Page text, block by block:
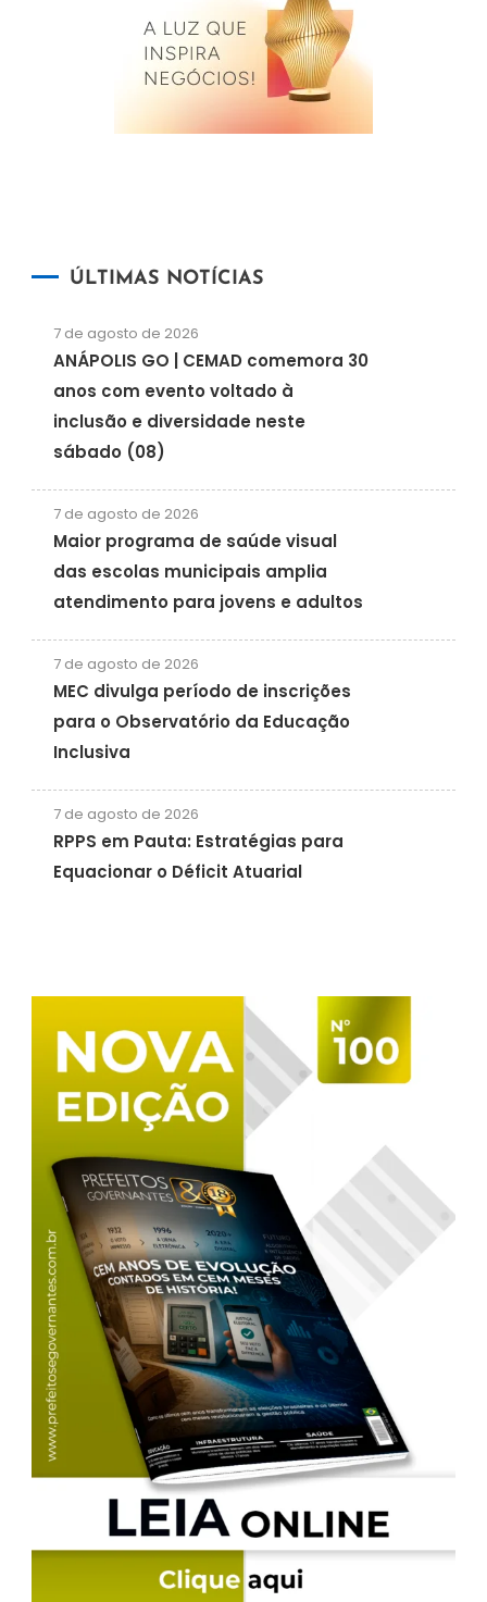
ÚLTIMAS NOTÍCIAS
7 de agosto de 2026
ANÁPOLIS GO | CEMAD comemora 30
anos com evento voltado à
inclusão e diversidade neste
sábado (08)
7 de agosto de 2026
Maior programa de saúde visual
das escolas municipais amplia
atendimento para jovens e adultos
7 de agosto de 2026
MEC divulga período de inscrições
para o Observatório da Educação
Inclusiva
7 de agosto de 2026
RPPS em Pauta: Estratégias para
Equacionar o Déficit Atuarial